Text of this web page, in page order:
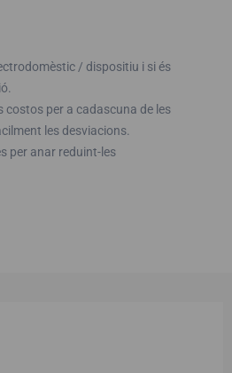
/ dispositiu i si és
costos per a cadascuna de les
les desviacions.
per anar reduint-les